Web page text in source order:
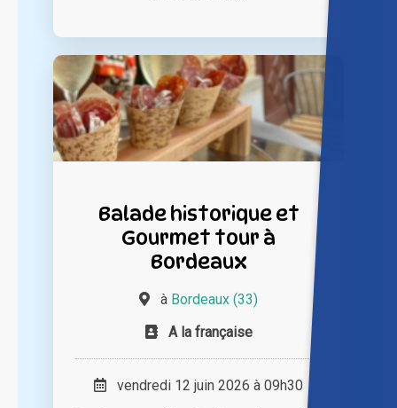
Balade historique et
Gourmet tour à
Bordeaux
à Bordeaux (33)
A la française
vendredi 12 juin 2026 à 09h30